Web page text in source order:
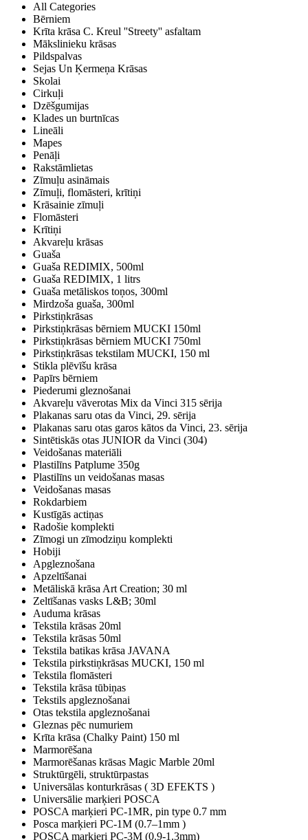
All Categories
Bērniem
Krīta krāsa C. Kreul ''Streety'' asfaltam
Mākslinieku krāsas
Pildspalvas
Sejas Un Ķermeņa Krāsas
Skolai
Cirkuļi
Dzēšgumijas
Klades un burtnīcas
Lineāli
Mapes
Penāļi
Rakstāmlietas
Zīmuļu asināmais
Zīmuļi, flomāsteri, krītiņi
Krāsainie zīmuļi
Flomāsteri
Krītiņi
Akvareļu krāsas
Guaša
Guaša REDIMIX, 500ml
Guaša REDIMIX, 1 litrs
Guaša metāliskos toņos, 300ml
Mirdzoša guaša, 300ml
Pirkstiņkrāsas
Pirkstiņkrāsas bērniem MUCKI 150ml
Pirkstiņkrāsas bērniem MUCKI 750ml
Pirkstiņkrāsas tekstilam MUCKI, 150 ml
Stikla plēvīšu krāsa
Papīrs bērniem
Piederumi gleznošanai
Akvareļu vāverotas Mix da Vinci 315 sērija
Plakanas saru otas da Vinci, 29. sērija
Plakanas saru otas garos kātos da Vinci, 23. sērija
Sintētiskās otas JUNIOR da Vinci (304)
Veidošanas materiāli
Plastilīns Patplume 350g
Plastilīns un veidošanas masas
Veidošanas masas
Rokdarbiem
Kustīgās actiņas
Radošie komplekti
Zīmogi un zīmodziņu komplekti
Hobiji
Apgleznošana
Apzeltīšanai
Metāliskā krāsa Art Creation; 30 ml
Zeltīšanas vasks L&B; 30ml
Auduma krāsas
Tekstila krāsas 20ml
Tekstila krāsas 50ml
Tekstila batikas krāsa JAVANA
Tekstila pirkstiņkrāsas MUCKI, 150 ml
Tekstila flomāsteri
Tekstila krāsa tūbiņas
Tekstils apgleznošanai
Otas tekstila apgleznošanai
Gleznas pēc numuriem
Krīta krāsa (Chalky Paint) 150 ml
Marmorēšana
Marmorēšanas krāsas Magic Marble 20ml
Struktūrgēli, struktūrpastas
Universālas konturkrāsas ( 3D EFEKTS )
Universālie marķieri POSCA
POSCA marķieri PC-1MR, pin type 0.7 mm
Posca marķieri PC-1M (0.7–1mm )
POSCA marķieri PC-3M (0.9-1.3mm)